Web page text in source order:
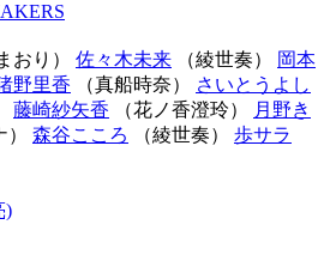
おり） 佐々木未来 （綾世奏）
岡本
野里香 （真船時奈）
さいとうよし
藤崎紗矢香 （花ノ香澄玲）
月野き
） 森谷こころ （綾世奏） 歩サラ
)